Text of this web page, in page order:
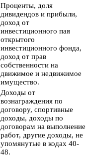
Проценты, доля
дивидендов и прибыли,
доход от
инвестиционного пая
открытого
инвестиционного фонда,
доход от прав
собственности на
движимое и недвижимое
имущество.
Доходы от
вознаграждения по
договору, спортивные
доходы, доходы по
договорам на выполнение
работ, другие доходы, не
упомянутые в кодах 40-
48.